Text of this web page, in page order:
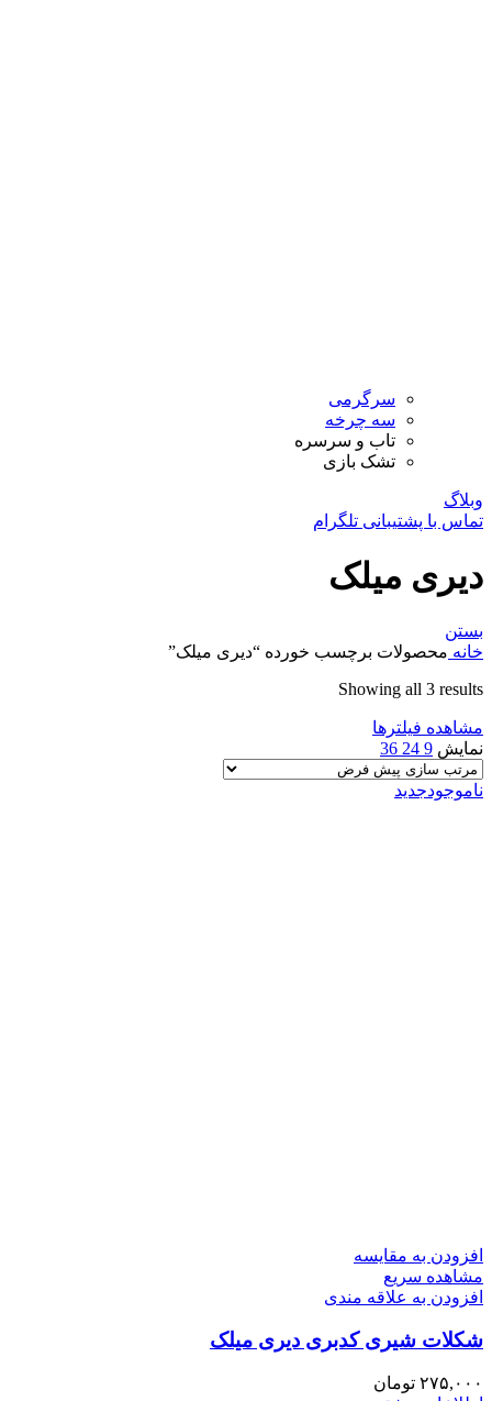
سرگرمی
سه چرخه
تاب و سرسره
تشک بازی
وبلاگ
تماس با پشتیبانی تلگرام
دیری میلک
بستن
خانه محصولات برچسب خورده “دیری میلک”
Showing all 3 results
مشاهده فیلترها
نمایش 9
24
36
ناموجودجدید
افزودن به مقایسه
مشاهده سریع
افزودن به علاقه مندی
شکلات شیری کدبری دیری میلک
۲۷۵,۰۰۰ تومان